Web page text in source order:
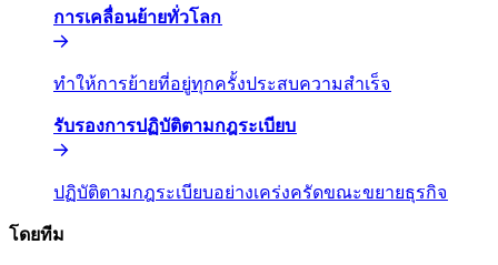
การเคลื่อนย้ายทั่วโลก​​
ทำให้การย้ายที่อยู่ทุกครั้งประสบความสำเร็จ​​
รับรองการปฏิบัติตามกฎระเบียบ​​
ปฏิบัติตามกฎระเบียบอย่างเคร่งครัดขณะขยายธุรกิจ​​
โดยทีม​​